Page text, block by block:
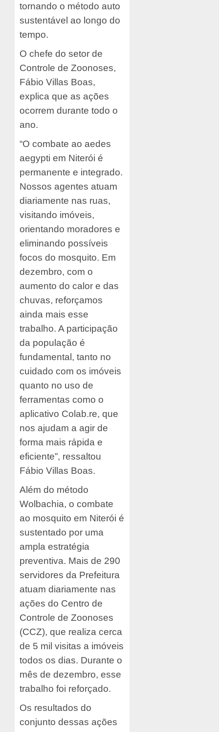
tornando o método auto
sustentável ao longo do
tempo.
O chefe do setor de
Controle de Zoonoses,
Fábio Villas Boas,
explica que as ações
ocorrem durante todo o
ano.
“O combate ao aedes
aegypti em Niterói é
permanente e integrado.
Nossos agentes atuam
diariamente nas ruas,
visitando imóveis,
orientando moradores e
eliminando possíveis
focos do mosquito. Em
dezembro, com o
aumento do calor e das
chuvas, reforçamos
ainda mais esse
trabalho. A participação
da população é
fundamental, tanto no
cuidado com os imóveis
quanto no uso de
ferramentas como o
aplicativo Colab.re, que
nos ajudam a agir de
forma mais rápida e
eficiente”, ressaltou
Fábio Villas Boas.
Além do método
Wolbachia, o combate
ao mosquito em Niterói é
sustentado por uma
ampla estratégia
preventiva. Mais de 290
servidores da Prefeitura
atuam diariamente nas
ações do Centro de
Controle de Zoonoses
(CCZ), que realiza cerca
de 5 mil visitas a imóveis
todos os dias. Durante o
mês de dezembro, esse
trabalho foi reforçado.
Os resultados do
conjunto dessas ações